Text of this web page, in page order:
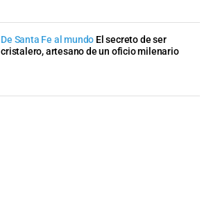
De Santa Fe al mundo El secreto de ser
cristalero, artesano de un oficio milenario